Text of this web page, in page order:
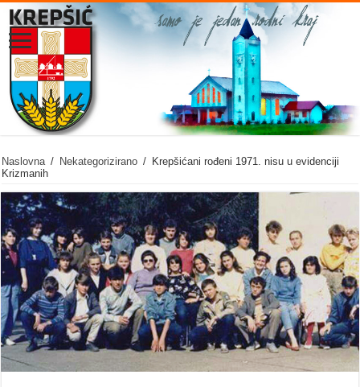
Naslovna / Nekategorizirano / Krepšićani rođeni 1971. nisu u evidenciji
Krizmanih